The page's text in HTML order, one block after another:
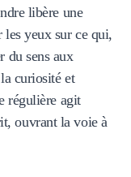
libère une
les yeux sur ce qui,
du sens aux
curiosité et
régulière agit
ouvrant la voie à